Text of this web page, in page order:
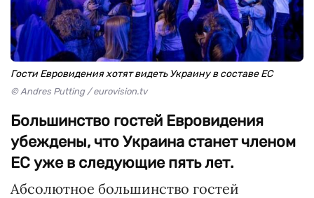
Гости Евровидения хотят видеть Украину в составе ЕС
© Andres Putting / eurovision.tv
Большинство гостей Евровидения
убеждены, что Украина станет членом
ЕС уже в следующие пять лет.
Абсолютное большинство гостей